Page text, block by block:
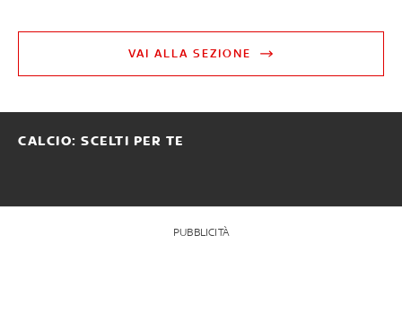
VAI ALLA SEZIONE
CALCIO: SCELTI PER TE
PUBBLICITÀ